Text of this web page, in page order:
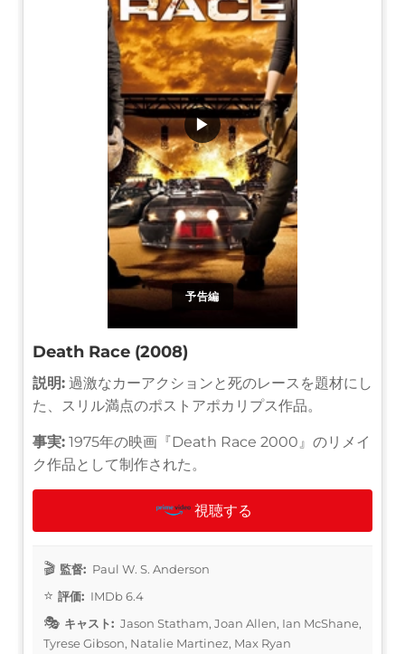
予告編
▶
Death Race (2008)
説明: 過激なカーアクションと死のレースを題材にし
た、スリル満点のポストアポカリプス作品。
事実: 1975年の映画『Death Race 2000』のリメイ
ク作品として制作された。
視聴する
監督: Paul W. S. Anderson
評価: IMDb 6.4
キャスト: Jason Statham, Joan Allen, Ian McShane,
Tyrese Gibson, Natalie Martinez, Max Ryan